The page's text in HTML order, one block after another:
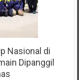
Nasional di
Dipanggil